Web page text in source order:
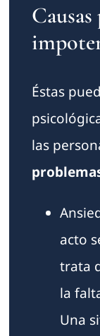
Éstas
las
acto
trata
la
Una